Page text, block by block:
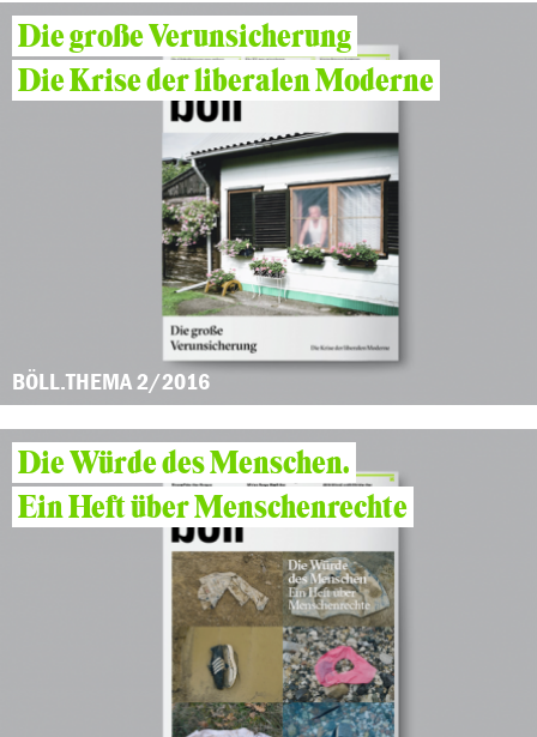
Die große Verunsicherung
Die Krise der liberalen Moderne
BÖLL.THEMA 2/2016
Die Würde des Menschen.
Ein Heft über Menschenrechte